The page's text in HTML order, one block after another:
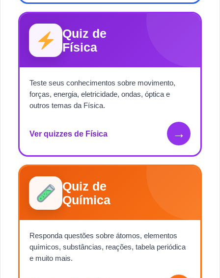
Quiz de
Física
Teste seus conhecimentos sobre movimento,
forças, energia, eletricidade, ondas, óptica e
outros temas da Física.
Ver quizzes de Física →
Quiz de
Química
Responda questões sobre átomos, elementos
químicos, substâncias, reações, tabela periódica
e muito mais.